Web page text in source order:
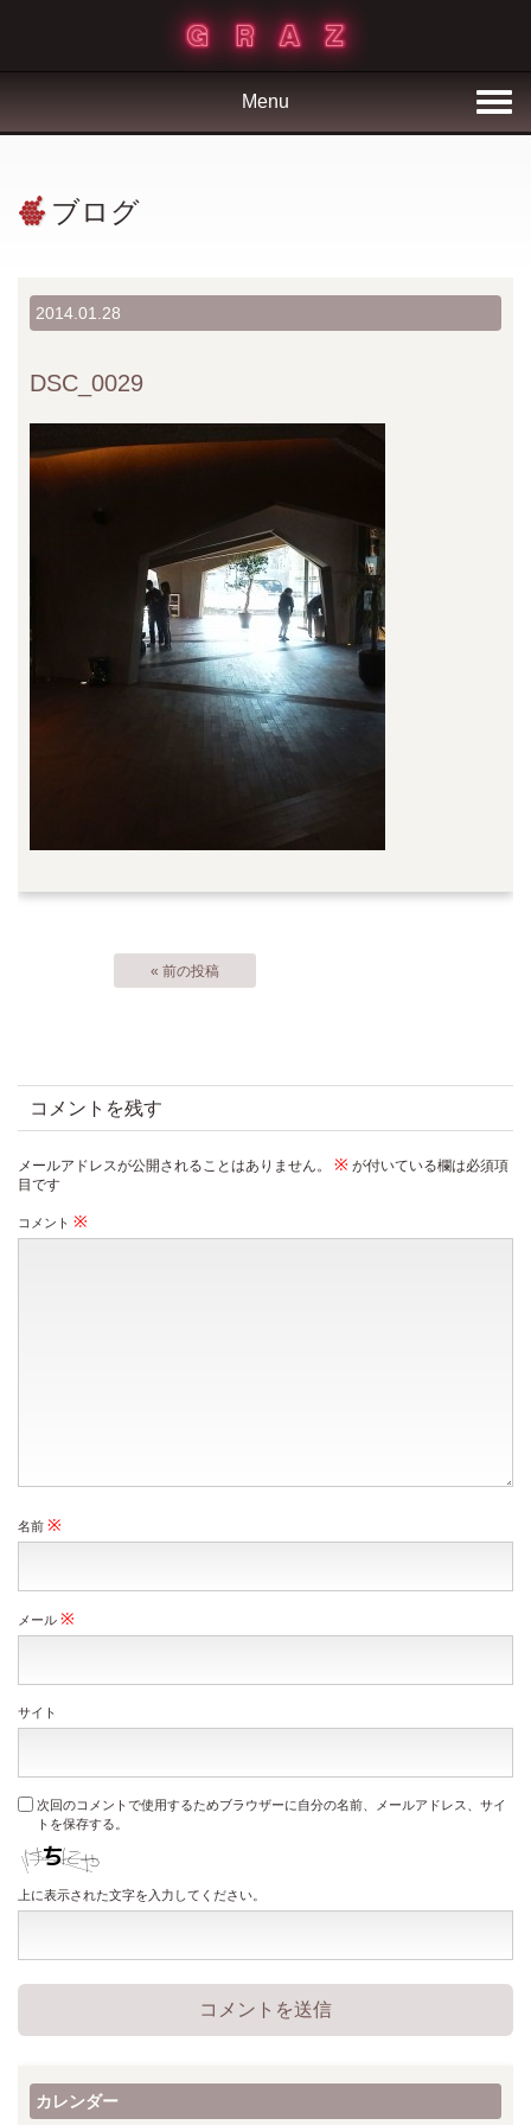
Menu
ブログ
2014.01.28
DSC_0029
« 前の投稿
コメントを残す
メールアドレスが公開されることはありません。 ※ が付いている欄は必須項
目です
コメント ※
名前 ※
メール ※
サイト
次回のコメントで使用するためブラウザーに自分の名前、メールアドレス、サイ
トを保存する。
上に表示された文字を入力してください。
カレンダー